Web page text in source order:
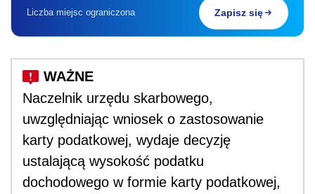
Liczba miejsc ograniczona Zapisz się
Naczelnik urzędu skarbowego,
uwzględniając wniosek o zastosowanie
karty podatkowej, wydaje decyzję
ustalającą wysokość podatku
dochodowego w formie karty podatkowej,